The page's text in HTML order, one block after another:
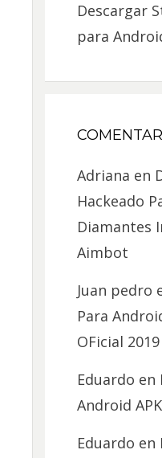
Descargar
para
Adriana en
Hackeado
Diamantes
Aimbot
Juan pedro
Para
OFicial 2019
Eduardo en
Android
Eduardo en